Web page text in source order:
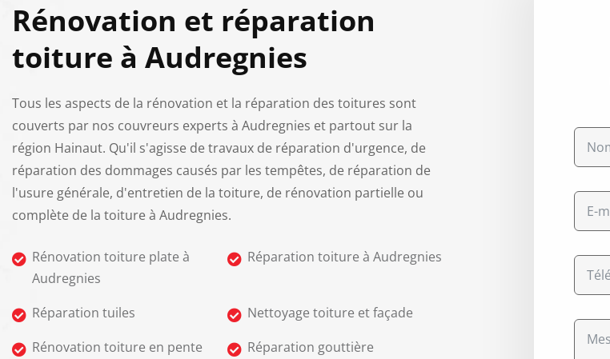
Rénovation et réparation
toiture à Audregnies
Tous les aspects de la rénovation et la réparation des toitures sont
couverts par nos couvreurs experts à Audregnies et partout sur la
région Hainaut. Qu'il s'agisse de travaux de réparation d'urgence, de
réparation des dommages causés par les tempêtes, de réparation de
l'usure générale, d'entretien de la toiture, de rénovation partielle ou
complète de la toiture à Audregnies.
Rénovation toiture plate à
Audregnies
Réparation toiture à Audregnies
Réparation tuiles
Nettoyage toiture et façade
Rénovation toiture en pente
Réparation gouttière